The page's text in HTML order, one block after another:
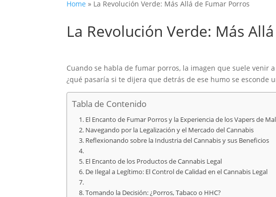
Home » La Revolución Verde: Más Allá de Fumar Porros
La Revolución Verde: Más
Cuando se habla de fumar porros, la imagen que suele venir
¿qué pasaría si te dijera que detrás de ese humo se
Tabla de Contenido
El Encanto de Fumar Porros y la Experiencia de los Vapers de
Navegando por la Legalización y el Mercado del Cannabis
Reflexionando sobre la Industria del Cannabis y sus Beneficios
El Encanto de los Productos de Cannabis Legal
De Ilegal a Legítimo: El Control de Calidad en el Cannabis Legal
Tomando la Decisión: ¿Porros, Tabaco o HHC?